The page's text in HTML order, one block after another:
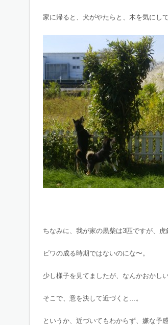
家に帰ると、犬がやたらと、木を気にし
ちなみに、我が家の黒柴は3匹ですが、虎
ビワの成る時期ではないのにな〜。
少し様子を見てましたが、なんかおかし
そこで、意を決して近づくと…。
というか、近づいてもわからず、嫌な予